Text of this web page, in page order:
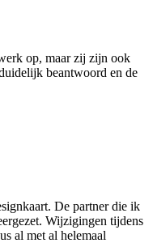
op, maar zij zijn ook
beantwoord en de
De partner die ik
Wijzigingen tijdens
al met al helemaal